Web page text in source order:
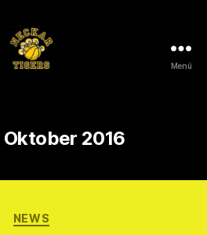
Menü
Oktober 2016
Kategorien
NEWS